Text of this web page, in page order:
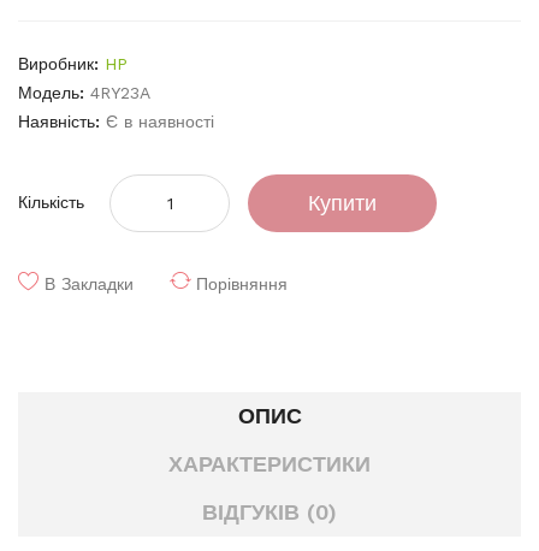
Виробник: HP
Модель: 4RY23A
Наявність: Є в наявності
Кількість Купити
В Закладки Порівняння
ОПИС
ХАРАКТЕРИСТИКИ
ВІДГУКІВ (0)